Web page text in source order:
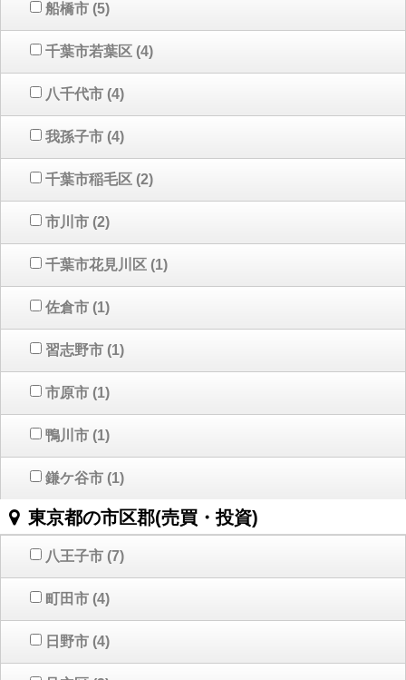
船橋市 (5)
千葉市若葉区 (4)
八千代市 (4)
我孫子市 (4)
千葉市稲毛区 (2)
市川市 (2)
千葉市花見川区 (1)
佐倉市 (1)
習志野市 (1)
市原市 (1)
鴨川市 (1)
鎌ケ谷市 (1)
東京都の市区郡(売買・投資)
八王子市 (7)
町田市 (4)
日野市 (4)